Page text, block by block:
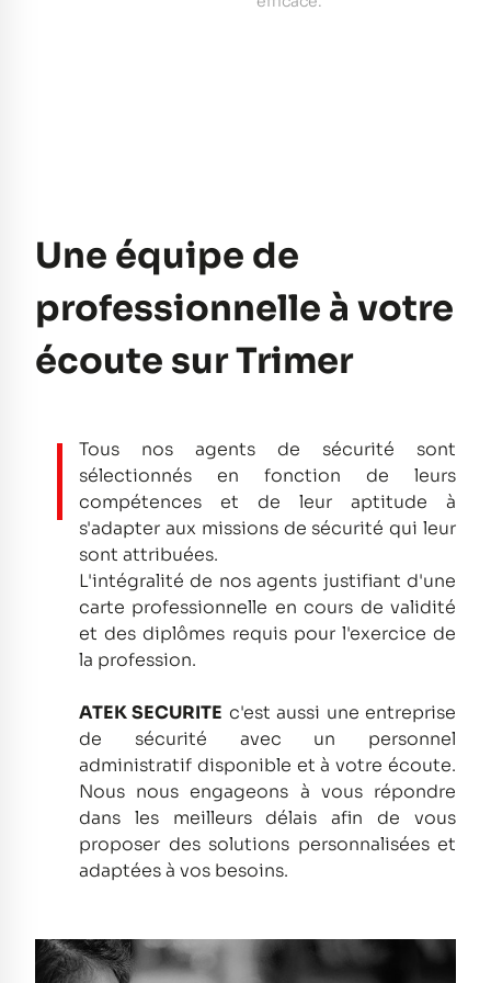
Une équipe de
professionnelle à votre
écoute sur Trimer
Tous nos agents de sécurité sont
sélectionnés en fonction de leurs
compétences et de leur aptitude à
s'adapter aux missions de sécurité qui leur
sont attribuées.
L'intégralité de nos agents justifiant d'une
carte professionnelle en cours de validité
et des diplômes requis pour l'exercice de
la profession.
ATEK SECURITE c'est aussi une entreprise
de sécurité avec un personnel
administratif disponible et à votre écoute.
Nous nous engageons à vous répondre
dans les meilleurs délais afin de vous
proposer des solutions personnalisées et
adaptées à vos besoins.